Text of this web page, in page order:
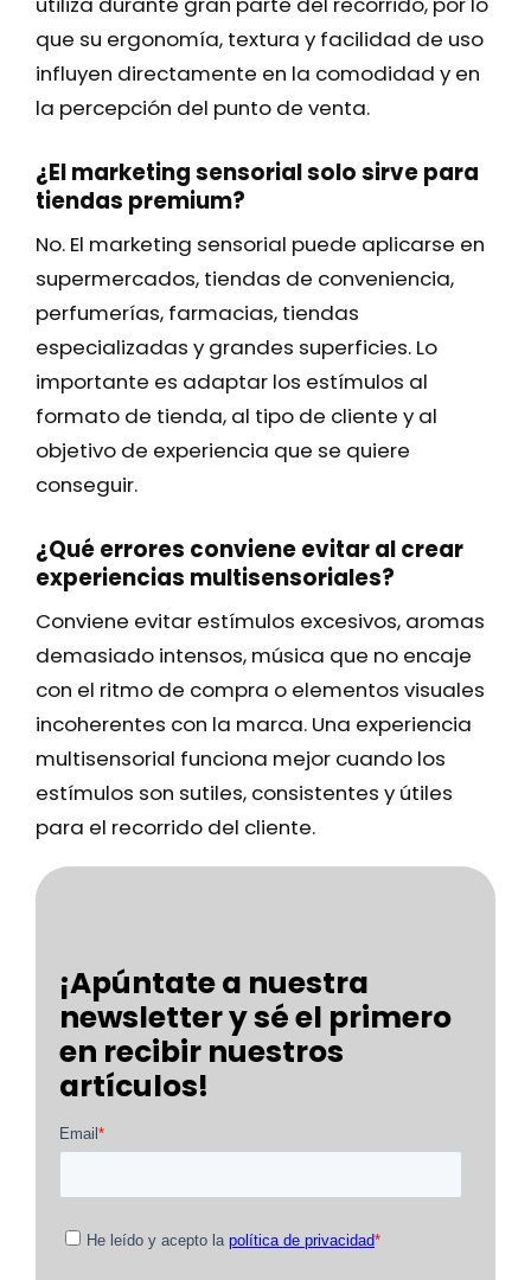
que su ergonomía, textura y facilidad de uso
influyen directamente en la comodidad y en
la percepción del punto de venta.
¿El marketing sensorial solo sirve para
tiendas premium?
No. El marketing sensorial puede aplicarse en
supermercados, tiendas de conveniencia,
perfumerías, farmacias, tiendas
especializadas y grandes superficies. Lo
importante es adaptar los estímulos al
formato de tienda, al tipo de cliente y al
objetivo de experiencia que se quiere
conseguir.
¿Qué errores conviene evitar al crear
experiencias multisensoriales?
Conviene evitar estímulos excesivos, aromas
demasiado intensos, música que no encaje
con el ritmo de compra o elementos visuales
incoherentes con la marca. Una experiencia
multisensorial funciona mejor cuando los
estímulos son sutiles, consistentes y útiles
para el recorrido del cliente.
¡Apúntate a nuestra
newsletter y sé el primero
en recibir nuestros
artículos!